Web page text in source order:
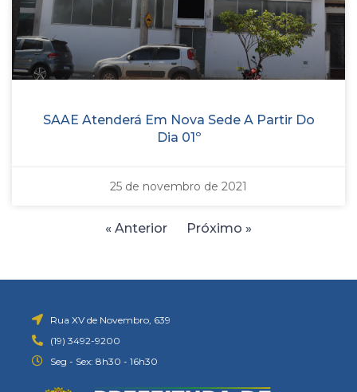
SAAE Atenderá Em Nova Sede A Partir Do
Dia 01º
25 de novembro de 2021
« Anterior Próximo »
Rua XV de Novembro, 639
(19) 3492-9200
Seg - Sex: 8h30 - 16h30